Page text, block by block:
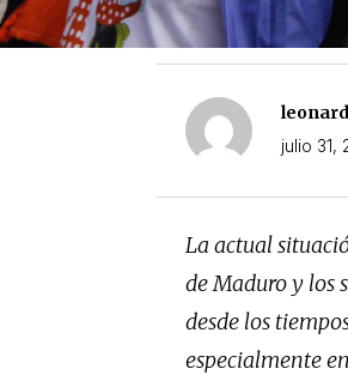
julio 31,
La actual
de Maduro y los
desde los
especialmente